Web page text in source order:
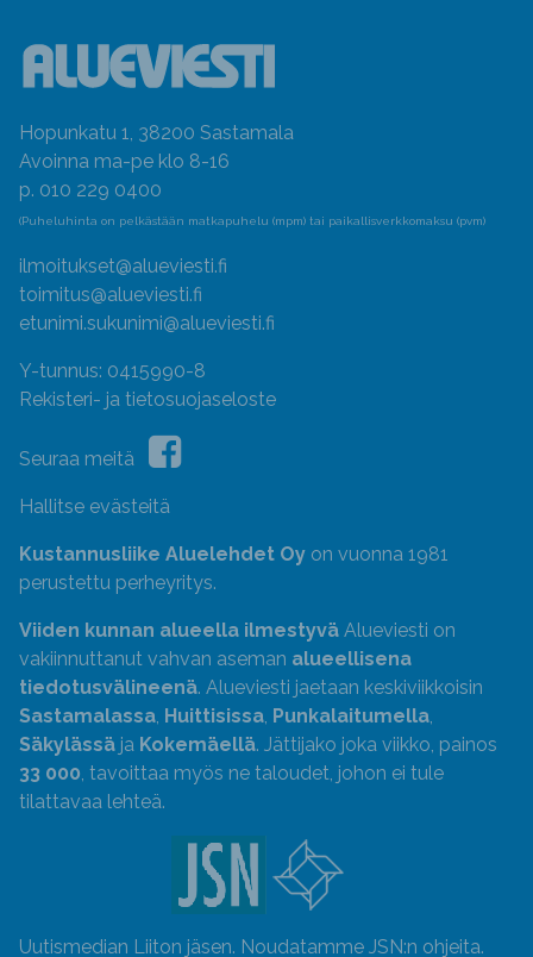
Hopunkatu 1, 38200 Sastamala
Avoinna ma-pe klo 8-16
p. 010 229 0400
(Puheluhinta on pelkästään matkapuhelu (mpm) tai paikallisverkkomaksu (pvm)
ilmoitukset@alueviesti.fi
toimitus@alueviesti.fi
etunimi.sukunimi@alueviesti.fi
Y-tunnus: 0415990-8
Rekisteri- ja tietosuojaseloste
Seuraa meitä
Hallitse evästeitä
Kustannusliike Aluelehdet Oy on vuonna 1981
perustettu perheyritys.
Viiden kunnan alueella ilmestyvä Alueviesti on
vakiinnuttanut vahvan aseman alueellisena
tiedotusvälineenä. Alueviesti jaetaan keskiviikkoisin
Sastamalassa, Huittisissa, Punkalaitumella,
Säkylässä ja Kokemäellä. Jättijako joka viikko, painos
33 000, tavoittaa myös ne taloudet, johon ei tule
tilattavaa lehteä.
Uutismedian Liiton jäsen. Noudatamme JSN:n ohjeita.